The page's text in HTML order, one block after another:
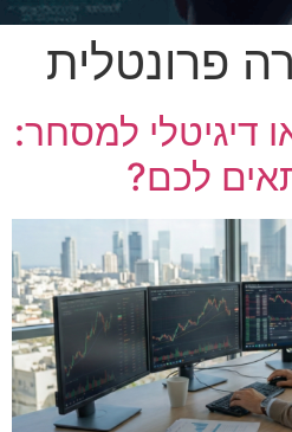
פרונטלית
דיגיטלי למסחר:
לכם?